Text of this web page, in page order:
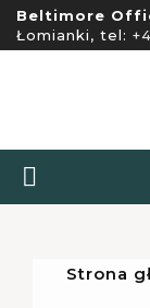
Beltimore
Łomianki, tel:

Strona